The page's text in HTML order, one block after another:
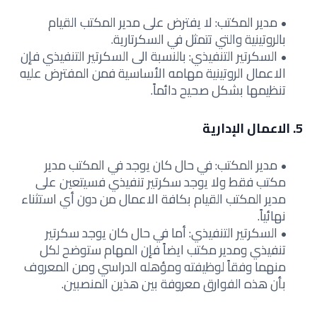
مدير المكتب: لا يفترض على مدير المكتب القيام
بالروتينية والتي تتمثل في السكرتارية.
السكرتير التنفيذي: بالنسبة الى السكرتير التنفيذي فإن
الاعمال الروتينية مهامه الأساسية فمن المفترض عليه
تنظيمها بشكل صحيح دائماً.
5. الاعمال الإدارية
مدير المكتب: في حال كان يوجد في المكتب مدير
مكتب فقط ولا يوجد سكرتير تنفيذي فسيتعين على
مدير المكتب القيام بكافة الاعمال من دون أي استثناء
نهائياً.
السكرتير التنفيذي: أما في حال كان يوجد سكرتير
تنفيذي ومدير مكتب ايضاً فإن المهام ستوضح لكل
منهما وفقاً لوظيفته ومؤهله الدراسي ومن المعروف
بأن هذه الفوارق معروفة بين هذين المنصبين.